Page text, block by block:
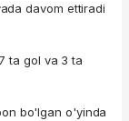
davom ettiradi
ta gol va 3 ta
bo'lgan o'yinda